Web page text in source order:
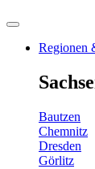
Regionen
Bautzen
Chemnitz
Dresden
Görlitz